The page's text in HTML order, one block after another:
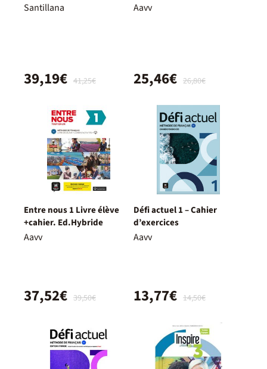
Santillana
41,25€
39,19€
Aavv
26,80€
25,46€
Entre nous 1 Livre élève
+cahier. Ed.Hybride
Aavv
39,50€
37,52€
Défi actuel 1 – Cahier
d’exercices
Aavv
14,50€
13,77€